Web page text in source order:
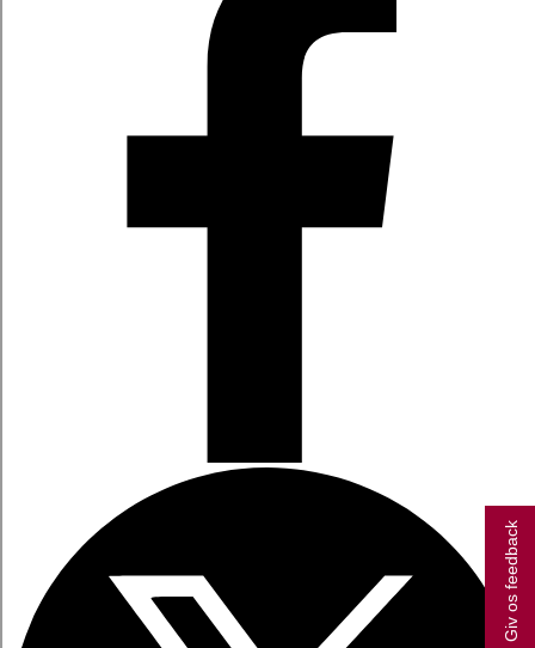
Giv os feedback